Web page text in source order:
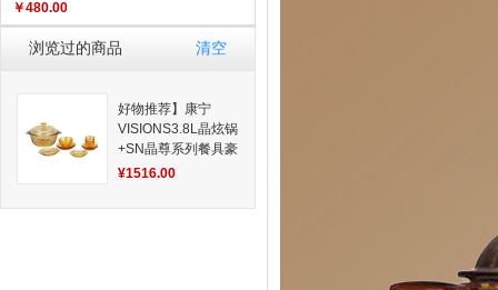
￥480.00
浏览过的商品 清空
好物推荐】康宁
VISIONS3.8L晶炫锅
+SN晶尊系列餐具豪
华14件套（彩盒）
季 特惠促销】手工
¥1516.00